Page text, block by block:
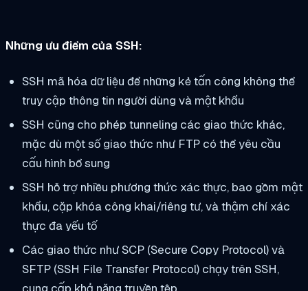
Những ưu điểm của SSH:
SSH mã hóa dữ liệu để những kẻ tấn công không thể
truy cập thông tin người dùng và mật khẩu
SSH cũng cho phép tunneling các giao thức khác,
mặc dù một số giao thức như FTP có thể yêu cầu
cấu hình bổ sung
SSH hỗ trợ nhiều phương thức xác thực, bao gồm mật
khẩu, cặp khóa công khai/riêng tư, và thậm chí xác
thực đa yếu tố
Các giao thức như SCP (Secure Copy Protocol) và
SFTP (SSH File Transfer Protocol) chạy trên SSH,
cung cấp khả năng truyền tệp